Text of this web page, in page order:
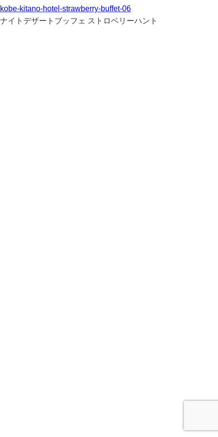
kobe-kitano-hotel-strawberry-buffet-06
ナイトデザートブッフェ ストロベリーハント